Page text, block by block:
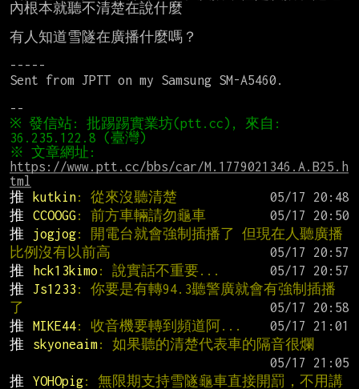
內根本就聽不清楚在說什麼
有人知道雪隧在廣播什麼嗎？
-----
Sent from JPTT on my Samsung SM-A5460.
※ 發信站: 批踢踢實業坊(ptt.cc), 來自:
https://www.ptt.cc/bbs/car/M.1779021346.A.B25.h
tml
推
kutkin: 從來沒聽清楚
推
CCOOGG: 前方車輛請勿龜車
推
jogjog: 開電台就會強制插播了 但現在人聽廣播
比例沒有以前高
推
hck13kimo : 說實話不重要...
推
Js1233 : 你要是有轉94.3聽警廣就會有強制插播
了
推
MIKE44: 收音機要轉到頻道阿...
推
skyoneaim: 如果聽的清楚代表車的隔音很爛
推
YOHOpig: 無限期支持雪隧龜車直接開罰，不用講